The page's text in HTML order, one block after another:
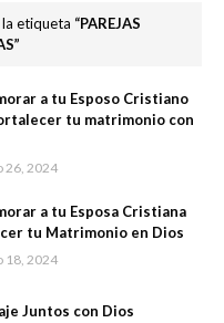
etiqueta PAREJAS
a tu Esposo Cristiano
tu matrimonio con
26, 2024
a tu Esposa Cristiana
tu Matrimonio en Dios
18, 2024
Juntos con Dios